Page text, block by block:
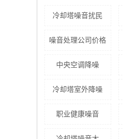
冷却塔噪音扰民
噪音处理公司价格
中央空调降噪
冷却塔室外降噪
职业健康噪音